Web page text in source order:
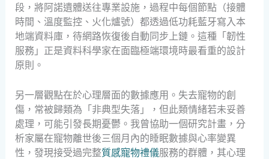
段，將阿諾遺體送往專業設施，過程中每個節點（接體
時間、溫度監控、火化爐號）都透過低功耗藍牙寫入本
地端資料庫，待網路恢復後自動同步上鏈。這種「韌性
服務」正是資料科學家在面臨極端環境時最看重的設計
原則。
另一層觀點在於心理層面的數據應用。失去寵物的創
傷，常被歸類為「非典型失落」，但此類情緒若未妥善
處理，可能引發長期憂鬱。我曾協助一個研究計畫，分
析家屬在寵物離世後三個月內的睡眠數據與心率變異
性，發現接受過完整質感寵物禮儀服務的群體，其心理